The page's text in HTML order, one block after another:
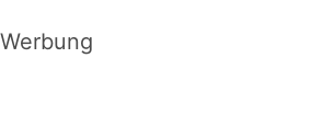
Werbung